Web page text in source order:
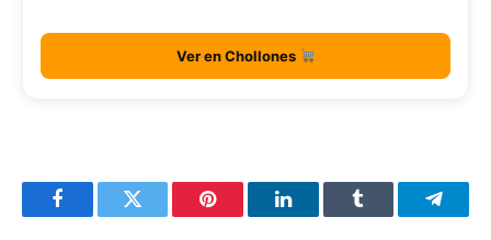
Ver en Chollones
FacebookTwitter Pinterest LinkedInTumblr